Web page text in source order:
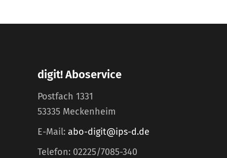
digit! Aboservice
Postfach 1331
53335 Meckenheim
E-Mail: abo-digit@ips-d.de
Telefon: 02225/7085-340